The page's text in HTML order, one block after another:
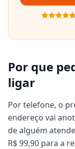
Por que
ligar
Por telefone, o
endereço vai
de alguém
R$ 99,90 para a